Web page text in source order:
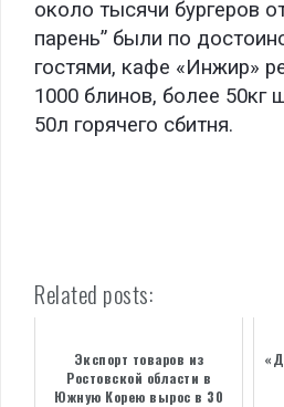
около тысячи бургеров
парень” были по
гостями, кафе «Инжир»
1000 блинов, более
50л горячего сбитня.
Related posts:
Экспорт товаров из
Ростовской области в
Южную Корею вырос в 30